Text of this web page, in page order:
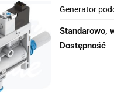
Generator
Standarowo,
Dostępność